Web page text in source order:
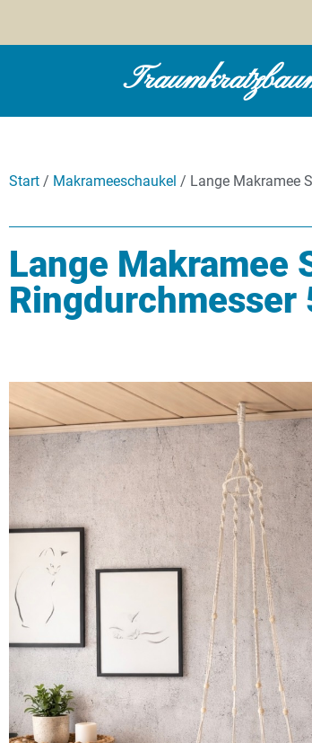
Start / Makrameeschaukel / Lange Makramee
Lange Makramee
Ringdurchmesser